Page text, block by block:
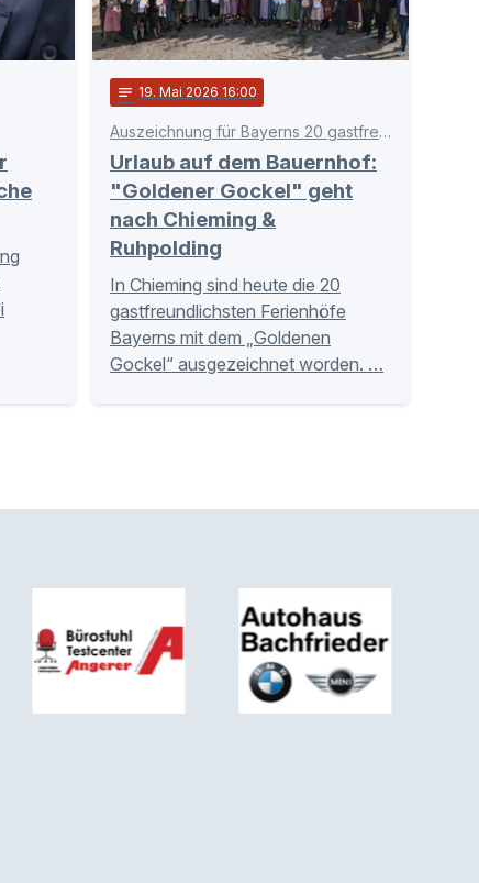
notes 19. Mai 2026 16:00
Auszeichnung für Bayerns 20 gastfreundlichste Ferienhöfe
Urlaub auf dem Bauernhof:
"Goldener Gockel" geht
nach Chieming &
Ruhpolding
In Chieming sind heute die 20
gastfreundlichsten Ferienhöfe
Bayerns mit dem „Goldenen
Gockel“ ausgezeichnet worden. …